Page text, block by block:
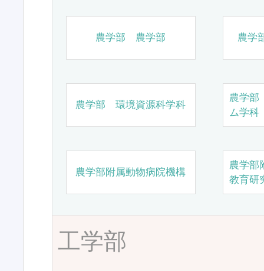
農学部 農学部 農学
農学部 環境資源科学科
農学
ム学科
農学部附属動物病院機構
農学部
教育研
工学部